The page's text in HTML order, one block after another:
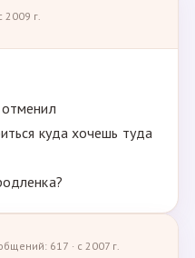
2009 г.
куда хочешь туда
617 · с 2007 г.